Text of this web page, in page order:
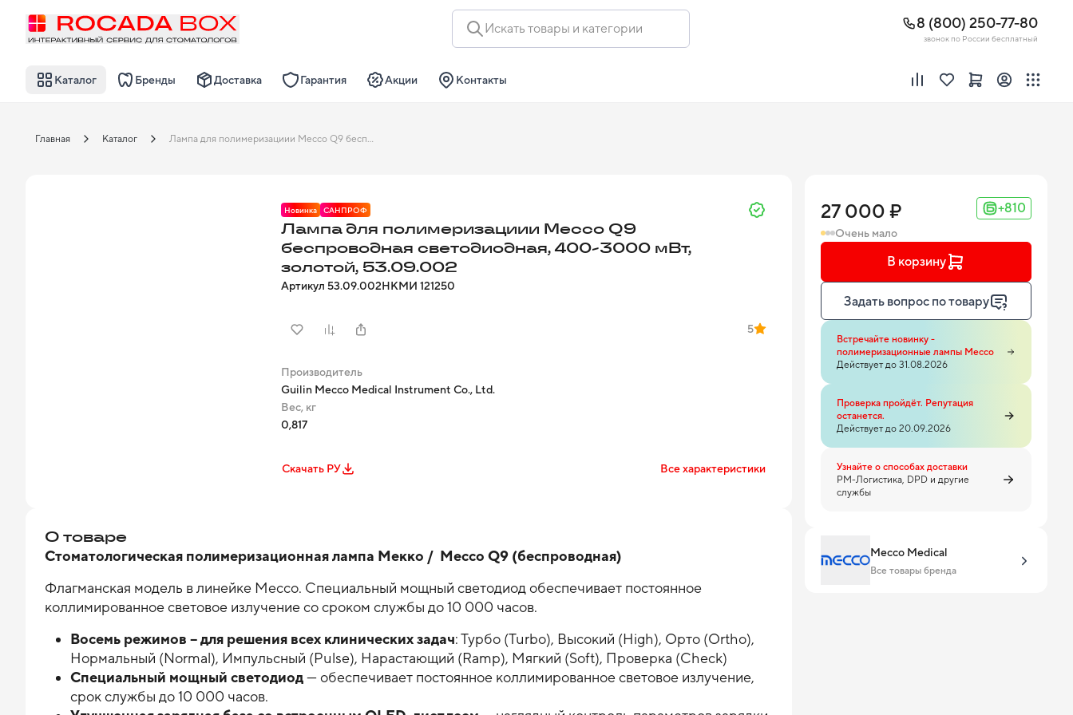
Искать товары и категории 8 (800) 250-77-80
звонок по России бесплатный
Каталог Бренды Доставка Гарантия Акции Контакты
Главная Каталог Лампа для полимеризациии Mecco Q9 беспроводная светодиодная, 400-3000 мВт, золотой, 53.09.002
Новинка САНПРОФ
Лампа для полимеризациии Mecco Q9
беспроводная светодиодная, 400-3000 мВт,
золотой, 53.09.002
Артикул 53.09.002НКМИ 121250
5
Производитель
Guilin Mecco Medical Instrument Co., Ltd.
Вес, кг
0,817
Скачать РУ Все характеристики
О товаре
Стоматологическая полимеризационная лампа Мекко / Mecco Q9 (беспроводная)
Флагманская модель в линейке Mecco. Специальный мощный светодиод обеспечивает постоянное
коллимированное световое излучение со сроком службы до 10 000 часов.
Восемь режимов – для решения всех клинических задач: Турбо (Turbo), Высокий (High), Орто (Ortho),
Нормальный (Normal), Импульсный (Pulse), Нарастающий (Ramp), Мягкий (Soft), Проверка (Check)
Специальный мощный светодиод— обеспечивает постоянное коллимированное световое излучение,
срок службы до 10 000 часов.
27 000 ₽ +810
Очень мало
В корзину
Задать вопрос по товару
Встречайте новинку -
полимеризационные лампы Mecco
Действует до 31.08.2026
Проверка пройдёт. Репутация
останется.
Действует до 20.09.2026
Узнайте о способах доставки
PM-Логистика, DPD и другие
службы
Mecco Medical
Все товары бренда